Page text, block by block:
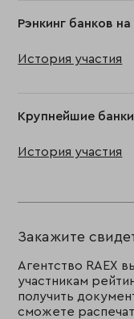
Рэнкинг банков
История участия
Крупнейшие
История участия
Закажите
Агентство RAEX
участникам
получить
сможете